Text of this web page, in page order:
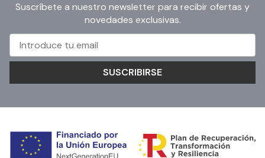
Suscríbete a nuestro newsletter para recibir ofertas y
novedades exclusivas.
SUSCRIBIRSE